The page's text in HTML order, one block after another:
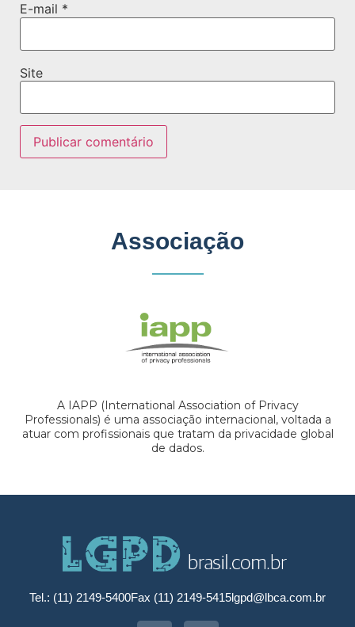
E-mail *
Site
Associação
A IAPP (International Association of Privacy
Professionals) é uma associação internacional, voltada a
atuar com profissionais que tratam da privacidade global
de dados.
Tel.: (11) 2149-5400Fax (11) 2149-5415lgpd@lbca.com.br